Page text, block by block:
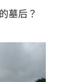
墓后？